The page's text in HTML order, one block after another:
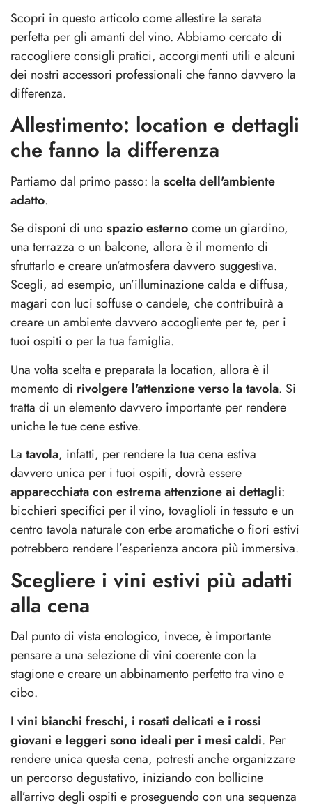
Scopri in questo articolo come allestire la serata
perfetta per gli amanti del vino. Abbiamo cercato di
raccogliere consigli pratici, accorgimenti utili e alcuni
dei nostri accessori professionali che fanno davvero la
differenza.
Allestimento: location e dettagli
che fanno la differenza
Partiamo dal primo passo: la scelta dell'ambiente
adatto.
Se disponi di unospazio esternocome un giardino,
una terrazza o un balcone, allora è il momento di
sfruttarlo e creare un’atmosfera davvero suggestiva.
Scegli, ad esempio, un’illuminazione calda e diffusa,
magari con luci soffuse o candele, che contribuirà a
creare un ambiente davvero accogliente per te, per i
tuoi ospiti o per la tua famiglia.
Una volta scelta e preparata la location, allora è il
momento di rivolgere l'attenzione verso la tavola. Si
tratta di un elemento davvero importante per rendere
uniche le tue cene estive.
La tavola, infatti, per rendere la tua cena estiva
davvero unica per i tuoi ospiti, dovrà essere
apparecchiata con estrema attenzione ai dettagli:
bicchieri specifici per il vino, tovaglioli in tessuto e un
centro tavola naturale con erbe aromatiche o fiori estivi
potrebbero rendere l’esperienza ancora più immersiva.
Scegliere i vini estivi più adatti
alla cena
Dal punto di vista enologico, invece, è importante
pensare a una selezione di vini coerente con la
stagione e creare un abbinamento perfetto tra vino e
cibo.
I vini bianchi freschi, i rosati delicati e i rossi
giovani e leggeri sono ideali per i mesi caldi. Per
rendere unica questa cena, potresti anche organizzare
un percorso degustativo, iniziando con bollicine
all’arrivo degli ospiti e proseguendo con una sequenza